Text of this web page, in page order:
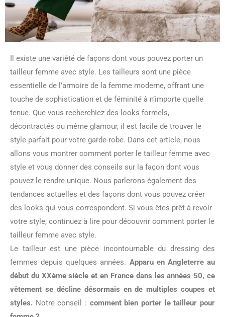
Il existe une variété de façons dont vous pouvez porter un
tailleur femme avec style. Les tailleurs sont une pièce
essentielle de l’armoire de la femme moderne, offrant une
touche de sophistication et de féminité à n’importe quelle
tenue. Que vous recherchiez des looks formels,
décontractés ou même glamour, il est facile de trouver le
style parfait pour votre garde-robe. Dans cet article, nous
allons vous montrer comment porter le tailleur femme avec
style et vous donner des conseils sur la façon dont vous
pouvez le rendre unique. Nous parlerons également des
tendances actuelles et des façons dont vous pouvez créer
des looks qui vous correspondent. Si vous êtes prêt à revoir
votre style, continuez à lire pour découvrir comment porter le
tailleur femme avec style.
Le tailleur est une pièce incontournable du dressing des
femmes depuis quelques années. Apparu en Angleterre au
début du XXème siècle et en France dans les années 50, ce
vêtement se décline désormais en de multiples coupes et
styles. Notre conseil : comment bien porter le tailleur pour